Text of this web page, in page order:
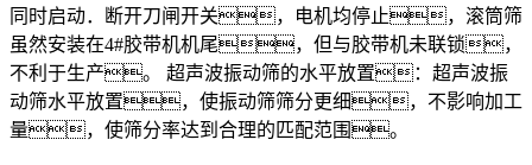
同时启动．断开刀闸开关，电机均停止，滚筒筛
虽然安装在4#胶带机机尾，但与胶带机未联锁，
不利于生产。 超声波振动筛的水平放置：超声波振
动筛水平放置，使振动筛筛分更细，不影响加工
量，使筛分率达到合理的匹配范围。